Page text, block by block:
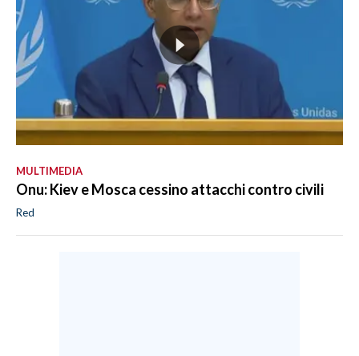
MULTIMEDIA
Onu: Kiev e Mosca cessino attacchi contro civili
Red